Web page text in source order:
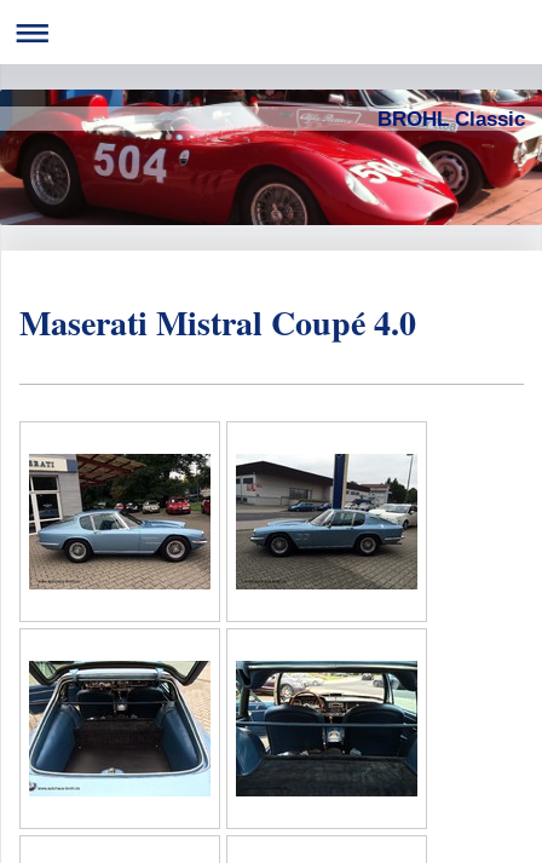
BROHL Classic
Maserati Mistral Coupé 4.0